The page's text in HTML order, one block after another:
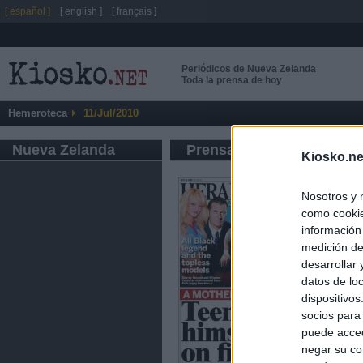
Nosotros y
como
medición
desarrollar
datos de
socios
puede
negar su
Periódicos de Nueva Zelanda
Toda la prensa de hoy
Hemeroteca 11/Jul/2010
Nueva Zelanda Prensa de Información
[ español ] [ english ] [ français ]